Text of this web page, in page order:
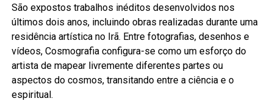
São expostos trabalhos inéditos desenvolvidos nos
últimos dois anos, incluindo obras realizadas durante uma
residência artística no Irã. Entre fotografias, desenhos e
vídeos, Cosmografia configura-se como um esforço do
artista de mapear livremente diferentes partes ou
aspectos do cosmos, transitando entre a ciência e o
espiritual.